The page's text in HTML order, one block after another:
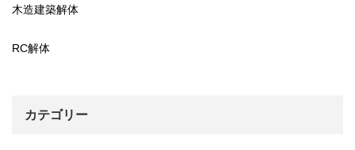
木造建築解体
RC解体
カテゴリー